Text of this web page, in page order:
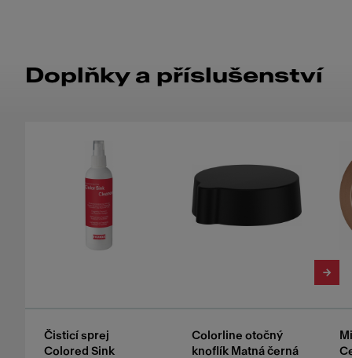
Doplňky a příslušenství
Čisticí sprej
Colored Sink
Colorline otočný
knoflík Matná černá